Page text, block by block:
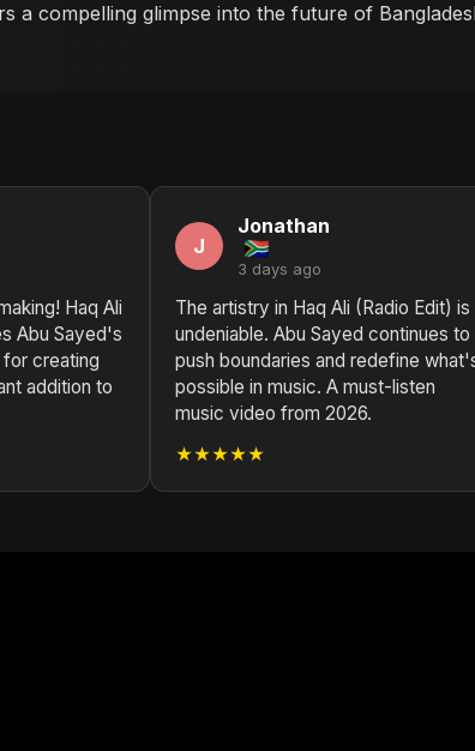
a compelling glimpse into the future of
Haq Ali
Abu Sayed's
creating
addition to
J
Jonathan
3 days ago
The artistry in Haq Ali (Radio Edit) is
undeniable. Abu Sayed continues to
push boundaries and redefine
possible in music. A must-listen
music video from 2026.
★★★★★